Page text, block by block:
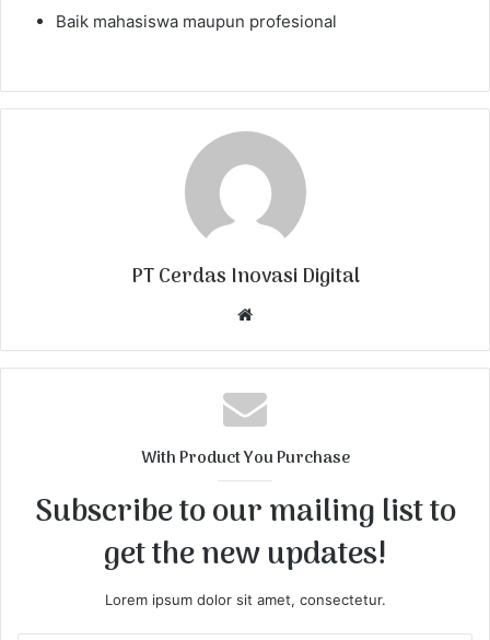
Baik mahasiswa maupun profesional
PT Cerdas Inovasi Digital
b
s
i
With Product You Purchase
Subscribe to our mailing list to
get the new updates!
Lorem ipsum dolor sit amet, consectetur.